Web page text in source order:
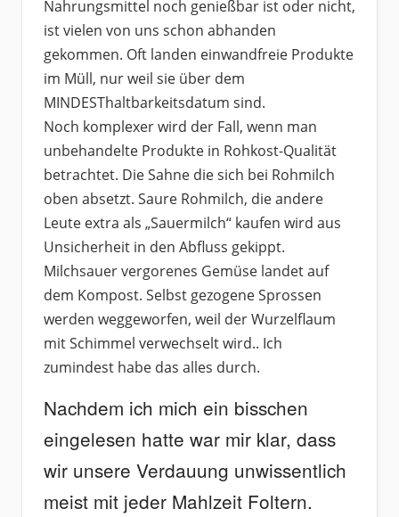
Nahrungsmittel noch genießbar ist oder nicht,
ist vielen von uns schon abhanden
gekommen. Oft landen einwandfreie Produkte
im Müll, nur weil sie über dem
MINDESThaltbarkeitsdatum sind.
Noch komplexer wird der Fall, wenn man
unbehandelte Produkte in Rohkost-Qualität
betrachtet. Die Sahne die sich bei Rohmilch
oben absetzt. Saure Rohmilch, die andere
Leute extra als „Sauermilch“ kaufen wird aus
Unsicherheit in den Abfluss gekippt.
Milchsauer vergorenes Gemüse landet auf
dem Kompost. Selbst gezogene Sprossen
werden weggeworfen, weil der Wurzelflaum
mit Schimmel verwechselt wird.. Ich
zumindest habe das alles durch.
Nachdem ich mich ein bisschen
eingelesen hatte war mir klar, dass
wir unsere Verdauung unwissentlich
meist mit jeder Mahlzeit Foltern.